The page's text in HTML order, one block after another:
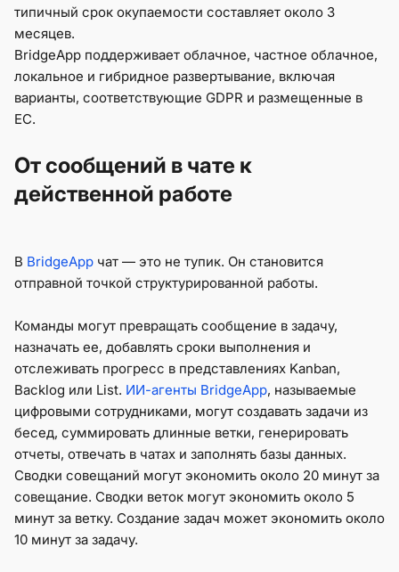
типичный срок окупаемости составляет около 3
месяцев.
BridgeApp поддерживает облачное, частное облачное,
локальное и гибридное развертывание, включая
варианты, соответствующие GDPR и размещенные в
ЕС.
От сообщений в чате к
действенной работе
В BridgeApp чат — это не тупик. Он становится
отправной точкой структурированной работы.
Команды могут превращать сообщение в задачу,
назначать ее, добавлять сроки выполнения и
отслеживать прогресс в представлениях Kanban,
Backlog или List. ИИ-агенты BridgeApp, называемые
цифровыми сотрудниками, могут создавать задачи из
бесед, суммировать длинные ветки, генерировать
отчеты, отвечать в чатах и заполнять базы данных.
Сводки совещаний могут экономить около 20 минут за
совещание. Сводки веток могут экономить около 5
минут за ветку. Создание задач может экономить около
10 минут за задачу.